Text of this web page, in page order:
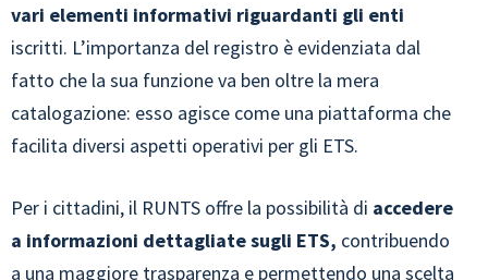
vari elementi informativi riguardanti gli enti
iscritti. L’importanza del registro è evidenziata dal
fatto che la sua funzione va ben oltre la mera
catalogazione: esso agisce come una piattaforma che
facilita diversi aspetti operativi per gli ETS.
Per i cittadini, il RUNTS offre la possibilità di accedere
a informazioni dettagliate sugli ETS, contribuendo
a una maggiore trasparenza e permettendo una scelta